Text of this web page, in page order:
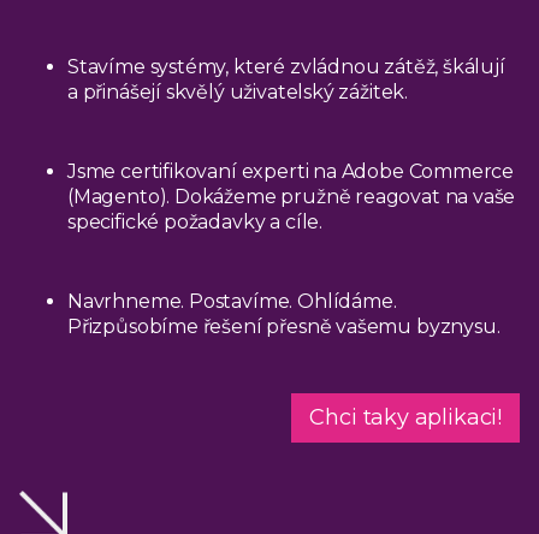
Stavíme systémy, které zvládnou zátěž, škálují
a přinášejí skvělý uživatelský zážitek.
Jsme certifikovaní experti na Adobe Commerce
(Magento). Dokážeme pružně reagovat na vaše
specifické požadavky a cíle.
Navrhneme. Postavíme. Ohlídáme.
Přizpůsobíme řešení přesně vašemu byznysu.
Chci taky aplikaci!